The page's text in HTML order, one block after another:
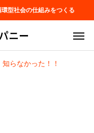
型社会の仕組みをつくる
ニー
知らなかった！！